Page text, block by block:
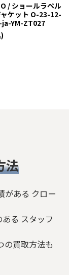
/ ショールラペル
ケット O-23-12-
YM-ZT027
法
がある クロー
る スタッフ
の買取方法も